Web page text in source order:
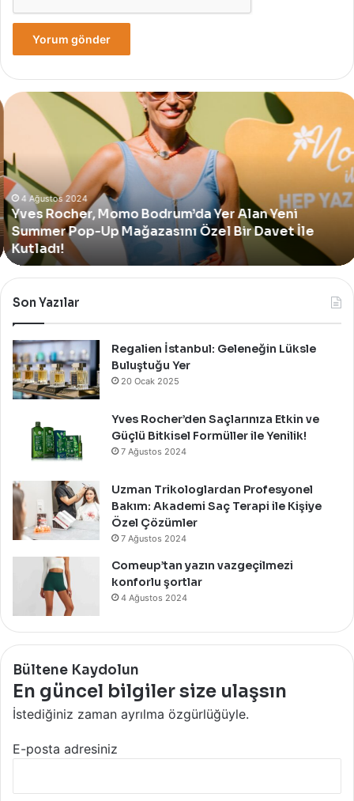
Yves
Rocher,
Bodrum’da
Yer
Alan
Yeni
Summer
Pop-
Up
Mağazasını
Özel
Bir
Kutladı!
4 Ağustos 2024
Yves Rocher, Momo Bodrum’da Yer Alan Yeni
Summer Pop-Up Mağazasını Özel Bir Davet İle
Kutladı!
Son Yazılar
Regalien İstanbul: Geleneğin Lüksle
Buluştuğu Yer
20 Ocak 2025
Yves Rocher’den Saçlarınıza Etkin ve
Güçlü Bitkisel Formüller ile Yenilik!
7 Ağustos 2024
Uzman Trikologlardan Profesyonel
Bakım: Akademi Saç Terapi ile Kişiye
Özel Çözümler
7 Ağustos 2024
Comeup’tan yazın vazgeçilmezi
konforlu şortlar
4 Ağustos 2024
Bültene Kaydolun
En güncel bilgiler size ulaşsın
İstediğiniz zaman ayrılma özgürlüğüyle.
E-posta adresiniz